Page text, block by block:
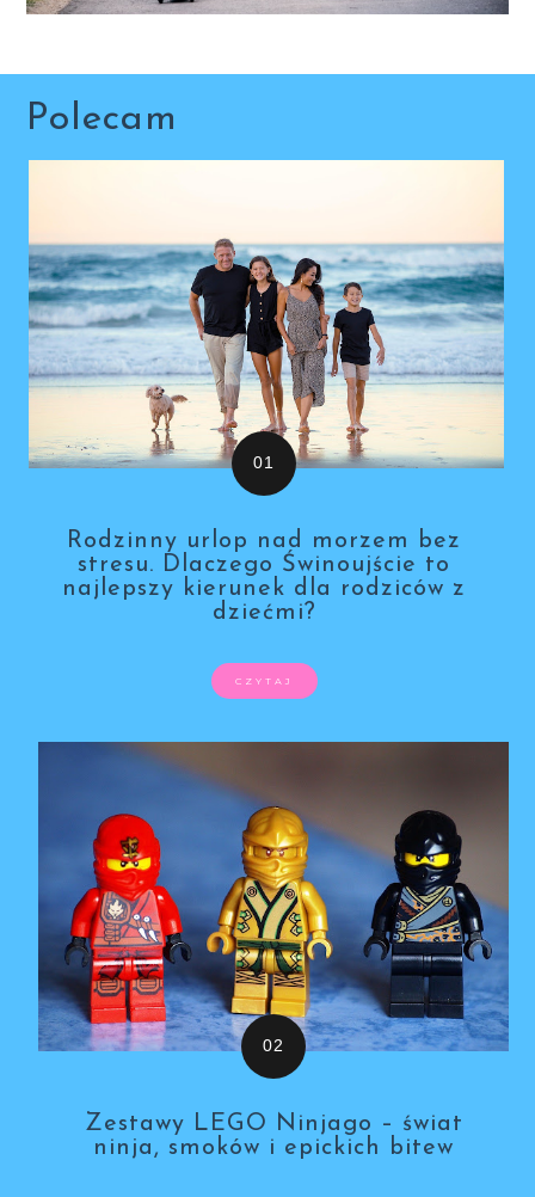
Polecam
Rodzinny urlop nad morzem bez
stresu. Dlaczego Świnoujście to
najlepszy kierunek dla rodziców z
dziećmi?
CZYTAJ
Zestawy LEGO Ninjago – świat
ninja, smoków i epickich bitew